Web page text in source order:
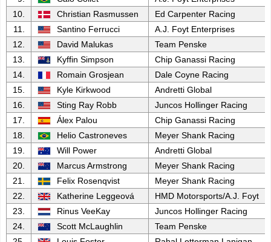
10.
Christian Rasmussen
Ed Carpenter Racing
11.
Santino Ferrucci
A.J. Foyt Enterprises
12.
David Malukas
Team Penske
13.
Kyffin Simpson
Chip Ganassi Racing
14.
Romain Grosjean
Dale Coyne Racing
15.
Kyle Kirkwood
Andretti Global
16.
Sting Ray Robb
Juncos Hollinger Racing
17.
Álex Palou
Chip Ganassi Racing
18.
Helio Castroneves
Meyer Shank Racing
19.
Will Power
Andretti Global
20.
Marcus Armstrong
Meyer Shank Racing
21.
Felix Rosenqvist
Meyer Shank Racing
22.
Katherine Leggeová
HMD Motorsports/A.J. Foyt
23.
Rinus VeeKay
Juncos Hollinger Racing
24.
Scott McLaughlin
Team Penske